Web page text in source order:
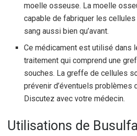
moelle osseuse. La moelle
capable de fabriquer les
sang aussi bien qu’avant.
Ce médicament est utilisé dans
traitement qui comprend une
souches. La greffe de cellules
prévenir d’éventuels problèmes
Discutez avec votre médecin.
Utilisations de